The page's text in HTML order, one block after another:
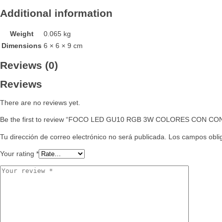
Additional information
Weight
0.065 kg
Dimensions 6 × 6 × 9 cm
Reviews (0)
Reviews
There are no reviews yet.
Be the first to review “FOCO LED GU10 RGB 3W COLORES CON
Tu dirección de correo electrónico no será publicada. Los campos
Your rating *